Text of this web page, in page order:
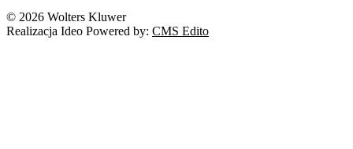
© 2026 Wolters Kluwer
Realizacja Ideo Powered by: CMS Edito